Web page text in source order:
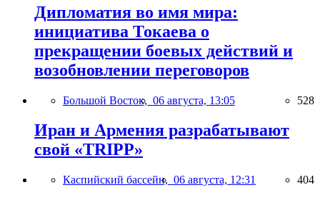
Дипломатия во имя мира:
инициатива Токаева о
прекращении боевых действий и
возобновлении переговоров
Большой Восток, 06 августа, 13:05 528
Иран и Армения разрабатывают
свой «TRIPP»
Каспийский бассейн, 06 августа, 12:31 404